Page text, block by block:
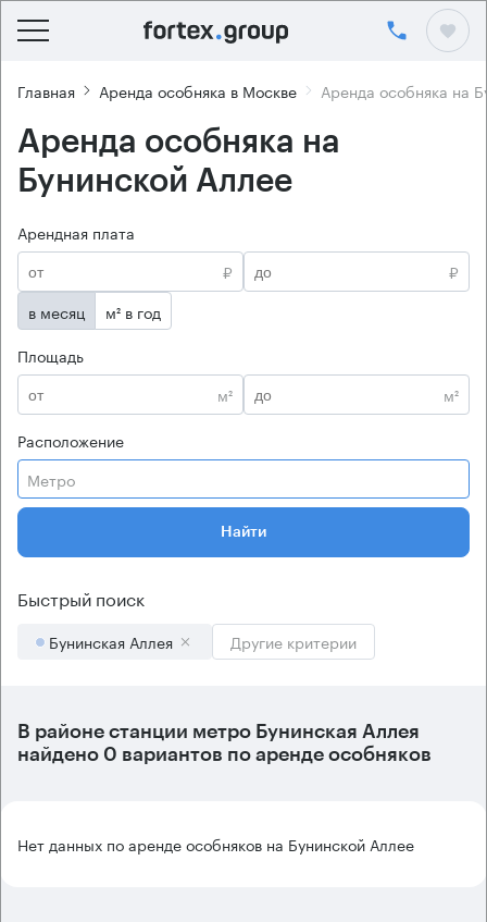
Главная Аренда особняка в Москве Аренда особняка на
Аренда особняка на
Бунинской Аллее
Арендная плата
₽
₽
в месяц
м² в год
Площадь
м²
м²
Расположение
Метро
Найти
Быстрый поиск
Бунинская Аллея Другие критерии
В районе станции метро Бунинская Аллея
найдено 0 вариантов по аренде особняков
Нет данных по аренде особняков на Бунинской Аллее